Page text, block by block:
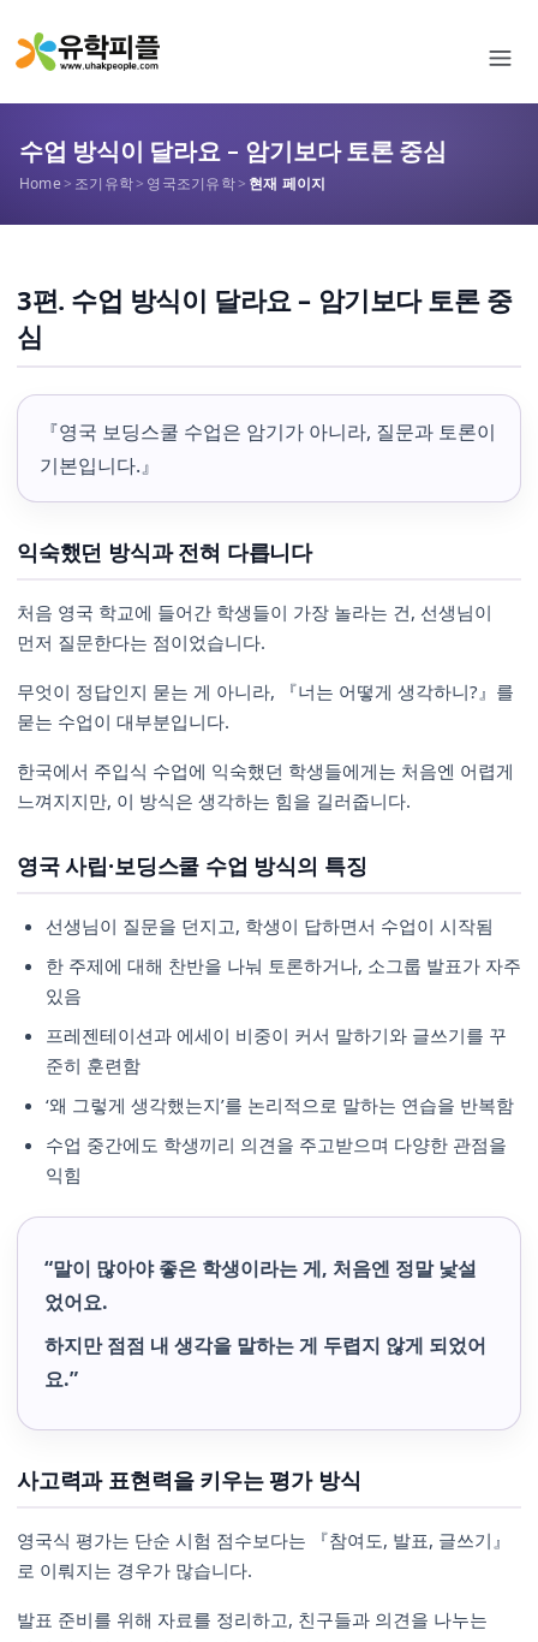
수업 방식이 달라요 – 암기보다 토론 중심
Home> 조기유학> 영국조기유학> 현재 페이지
3편. 수업 방식이 달라요 – 암기보다 토론 중
심
『영국 보딩스쿨 수업은 암기가 아니라, 질문과 토론이
기본입니다.』
익숙했던 방식과 전혀 다릅니다
처음 영국 학교에 들어간 학생들이 가장 놀라는 건, 선생님이
먼저 질문한다는 점이었습니다.
무엇이 정답인지 묻는 게 아니라, 『너는 어떻게 생각하니?』를
묻는 수업이 대부분입니다.
한국에서 주입식 수업에 익숙했던 학생들에게는 처음엔 어렵게
느껴지지만, 이 방식은 생각하는 힘을 길러줍니다.
영국 사립·보딩스쿨 수업 방식의 특징
선생님이 질문을 던지고, 학생이 답하면서 수업이 시작됨
한 주제에 대해 찬반을 나눠 토론하거나, 소그룹 발표가 자주
있음
프레젠테이션과 에세이 비중이 커서 말하기와 글쓰기를 꾸
준히 훈련함
‘왜 그렇게 생각했는지’를 논리적으로 말하는 연습을 반복함
수업 중간에도 학생끼리 의견을 주고받으며 다양한 관점을
익힘
“말이 많아야 좋은 학생이라는 게, 처음엔 정말 낯설
었어요.
하지만 점점 내 생각을 말하는 게 두렵지 않게 되었어
요.”
사고력과 표현력을 키우는 평가 방식
영국식 평가는 단순 시험 점수보다는 『참여도, 발표, 글쓰기』
로 이뤄지는 경우가 많습니다.
발표 준비를 위해 자료를 정리하고, 친구들과 의견을 나누는